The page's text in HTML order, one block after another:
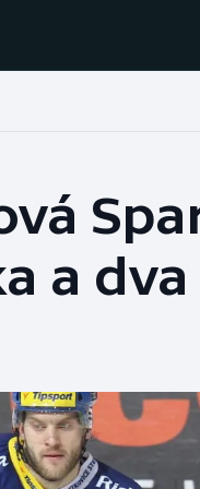
Baseball a softbal
Basketbal
Boby a skeleton
Box
a